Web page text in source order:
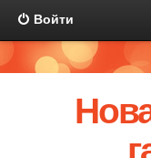
Войти